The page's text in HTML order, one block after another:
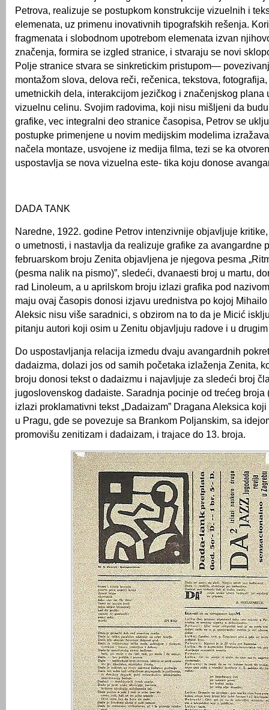
Petrova, realizuje se postupkom konstrukcije vizuelnih i
elemenata, uz primenu inovativnih tipografskih rešenja.
fragmenata i slobodnom upotrebom elemenata izvan
značenja, formira se izgled stranice, i stvaraju se novi
Polje stranice stvara se sinkretickim pristupom—
montažom slova, delova reči, rečenica, tekstova,
umetnickih dela, interakcijom jezičkog i značenjskog plana
vizuelnu celinu. Svojim radovima, koji nisu mišljeni da
grafike, vec integralni deo stranice časopisa, Petrov se
postupke primenjene u novim medijskim modelima
načela montaze, usvojene iz medija filma, tezi se ka
uspostavlja se nova vizuelna este- tika koju donose
DADA TANK
Naredne, 1922. godine Petrov intenzivnije objavljuje
o umetnosti, i nastavlja da realizuje grafike za avangardne
februarskom broju Zenita objavljena je njegova pesma
(pesma nalik na pismo)”, sledeći, dvanaesti broj u martu,
rad Linoleum, a u aprilskom broju izlazi grafika pod
maju ovaj časopis donosi izjavu urednistva po kojoj
Aleksic nisu više saradnici, s obzirom na to da je Micić
pitanju autori koji osim u Zenitu objavljuju radove i u
Do uspostavljanja relacija izmedu dvaju avangardnih
dadaizma, dolazi jos od samih početaka izlaženja Zenita,
broju donosi tekst o dadaizmu i najavljuje za sledeći broj
jugoslovenskog dadaiste. Saradnja pocinje od trećeg broja
izlazi proklamativni tekst „Dadaizam” Dragana Aleksica
u Pragu, gde se povezuje sa Brankom Poljanskim, sa
promovišu zenitizam i dadaizam, i trajace do 13. broja.